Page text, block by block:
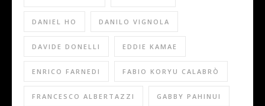
DANIEL HO DANILO VIGNOLA
DAVIDE DONELLI EDDIE KAMAE
ENRICO FARNEDI FABIO KORYU CALABRÒ
FRANCESCO ALBERTAZZI GABBY PAHINUI